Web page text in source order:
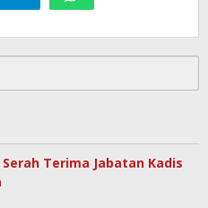
Terima Jabatan Kadis